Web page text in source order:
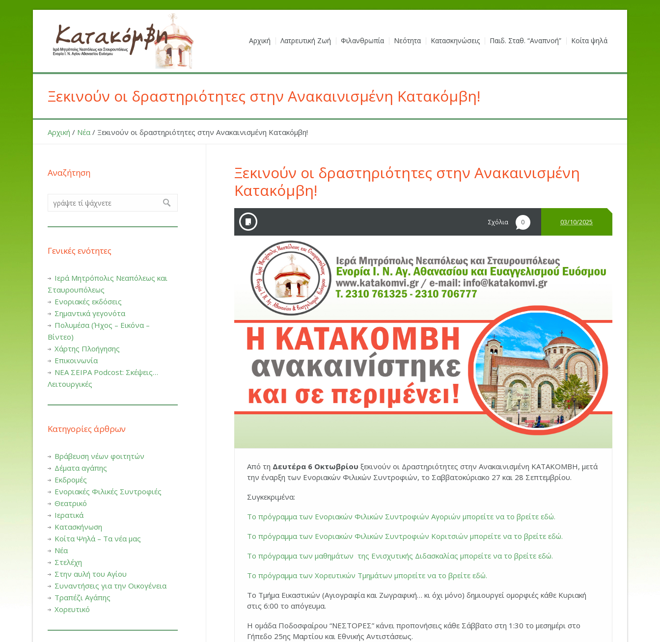
Αρχική Λατρευτική Ζωή Φιλανθρωπία Νεότητα Κατασκηνώσεις Παιδ. Σταθ. “Αναπνοή” Κοίτα ψηλά
Ξεκινούν οι δραστηριότητες στην Ανακαινισμένη Κατακόμβη!
Αρχική / Νέα / Ξεκινούν οι δραστηριότητες στην Ανακαινισμένη Κατακόμβη!
Ξεκινούν οι δραστηριότητες στην Ανακαινισμένη
Κατακόμβη!
Σχόλια 0 03/10/2025
Από τη Δευτέρα 6 Οκτωβρίου ξεκινούν οι Δραστηριότητες στην Ανακαινισμένη ΚΑΤΑΚΟΜΒΗ, μετά
την έναρξη των Ενοριακών Φιλικών Συντροφιών, το Σαββατοκύριακο 27 και 28 Σεπτεμβρίου.
Συγκεκριμένα:
Το πρόγραμμα των Ενοριακών Φιλικών Συντροφιών Αγοριών μπορείτε να το βρείτε εδώ.
Το πρόγραμμα των Ενοριακών Φιλικών Συντροφιών Κοριτσιών μπορείτε να το βρείτε εδώ.
Το πρόγραμμα των μαθημάτων της Ενισχυτικής Διδασκαλίας μπορείτε να το βρείτε εδώ.
Το πρόγραμμα των Χορευτικών Τμημάτων μπορείτε να το βρείτε εδώ.
Το Τμήμα Εικαστικών (Αγιογραφία και Ζωγραφική… κι όχι μόνο) δημιουργεί ομορφιές κάθε Κυριακή
στις 6:00 το απόγευμα.
Η ομάδα Ποδοσφαίρου “ΝΕΣΤΟΡΕΣ” κάνει προπονήσεις κάθε Σάββατο στη 1:30 το μεσημέρι στο
Γήπεδο 25ης Μαρτίου και Εθνικής Αντιστάσεως.
Αναζήτηση
Γενικές ενότητες
Ιερά Μητρόπολις Νεαπόλεως και
Σταυρουπόλεως
Ενοριακές εκδόσεις
Σημαντικά γεγονότα
Πολυμέσα (Ήχος – Εικόνα –
Βίντεο)
Χάρτης Πλοήγησης
Επικοινωνία
ΝΕΑ ΣΕΙΡΑ Podcost: Σκέψεις…
Λειτουργικές
Κατηγορίες άρθρων
Βράβευση νέων φοιτητών
Δέματα αγάπης
Εκδρομές
Ενοριακές Φιλικές Συντροφιές
Θεατρικό
Ιερατικά
Κατασκήνωση
Κοίτα Ψηλά – Τα νέα μας
Νέα
Στελέχη
Στην αυλή του Αγίου
Συναντήσεις για την Οικογένεια
Τραπέζι Αγάπης
Χορευτικό